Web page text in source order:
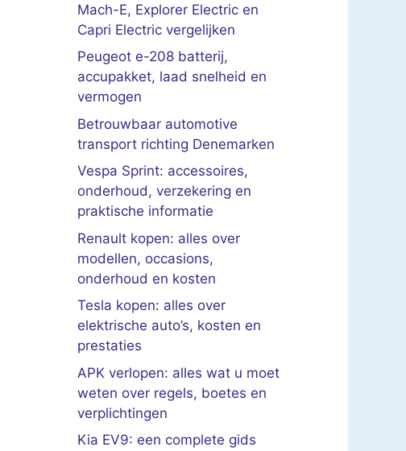
Mach-E, Explorer Electric en
Capri Electric vergelijken
Peugeot e-208 batterij,
accupakket, laad snelheid en
vermogen
Betrouwbaar automotive
transport richting Denemarken
Vespa Sprint: accessoires,
onderhoud, verzekering en
praktische informatie
Renault kopen: alles over
modellen, occasions,
onderhoud en kosten
Tesla kopen: alles over
elektrische auto’s, kosten en
prestaties
APK verlopen: alles wat u moet
weten over regels, boetes en
verplichtingen
Kia EV9: een complete gids